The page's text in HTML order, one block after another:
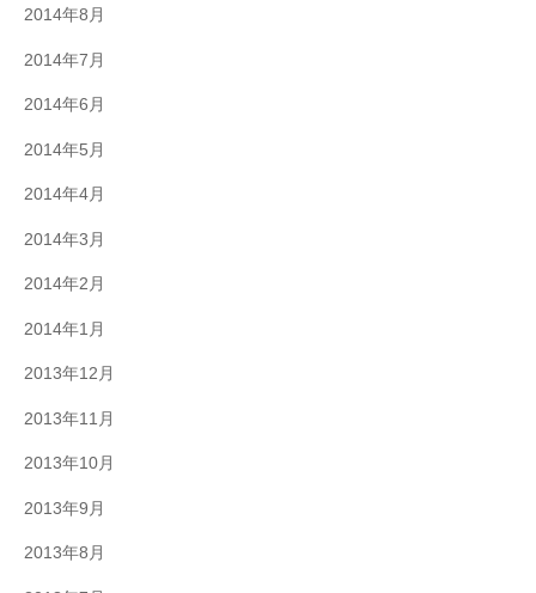
2014年8月
2014年7月
2014年6月
2014年5月
2014年4月
2014年3月
2014年2月
2014年1月
2013年12月
2013年11月
2013年10月
2013年9月
2013年8月